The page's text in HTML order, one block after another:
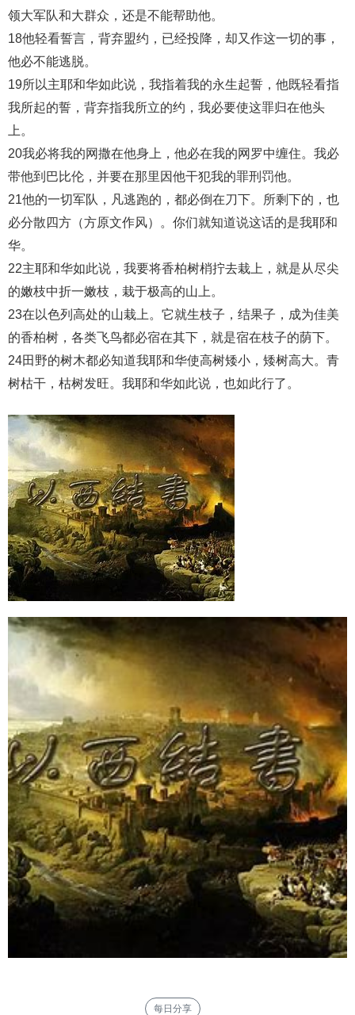
领大军队和大群众，还是不能帮助他。
18他轻看誓言，背弃盟约，已经投降，却又作这一切的事，
他必不能逃脱。
19所以主耶和华如此说，我指着我的永生起誓，他既轻看指
我所起的誓，背弃指我所立的约，我必要使这罪归在他头
上。
20我必将我的网撒在他身上，他必在我的网罗中缠住。我必
带他到巴比伦，并要在那里因他干犯我的罪刑罚他。
21他的一切军队，凡逃跑的，都必倒在刀下。所剩下的，也
必分散四方（方原文作风）。你们就知道说这话的是我耶和
华。
22主耶和华如此说，我要将香柏树梢拧去栽上，就是从尽尖
的嫩枝中折一嫩枝，栽于极高的山上。
23在以色列高处的山栽上。它就生枝子，结果子，成为佳美
的香柏树，各类飞鸟都必宿在其下，就是宿在枝子的荫下。
24田野的树木都必知道我耶和华使高树矮小，矮树高大。青
树枯干，枯树发旺。我耶和华如此说，也如此行了。
每日分享